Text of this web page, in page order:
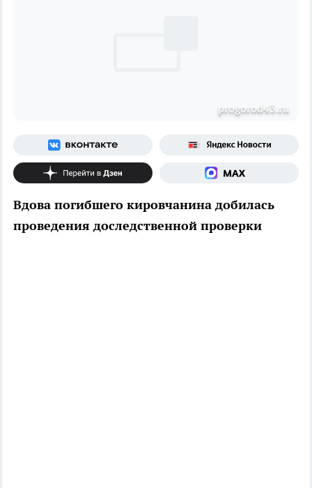
progorod43.ru
Вдова погибшего кировчанина добилась
проведения доследственной проверки